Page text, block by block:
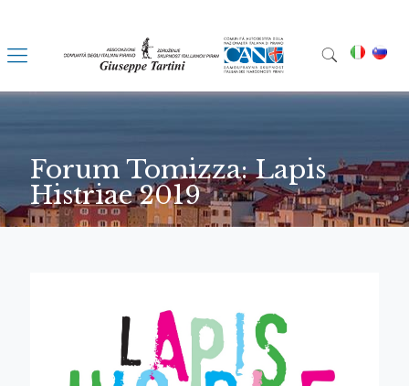
Forum Tomizza: Lapis
Histriae 2019